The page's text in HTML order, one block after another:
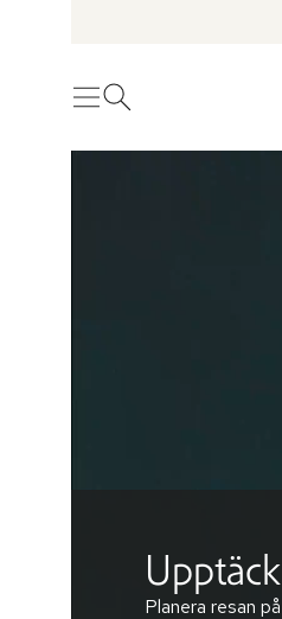
MenyÖppna sök
Planera resan